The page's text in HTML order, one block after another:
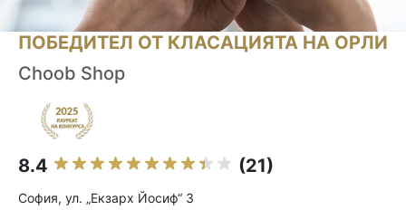
ПОБЕДИТЕЛ ОТ КЛАСАЦИЯТА НА ОРЛИ
Choob Shop
8.4 (21)
София, ул. „Екзарх Йосиф“ 3